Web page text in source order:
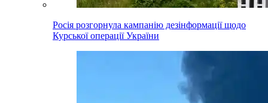
Росія розгорнула кампанію дезінформації щодо
Курської операції України